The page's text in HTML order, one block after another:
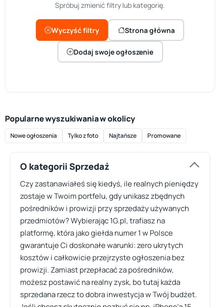
Spróbuj zmienić filtry lub kategorię.
Wyczyść filtry Strona główna
Dodaj swoje ogłoszenie
Popularne wyszukiwania w okolicy
Nowe ogłoszenia Tylko z foto Najtańsze Promowane
O kategorii Sprzedaż
Czy zastanawiałeś się kiedyś, ile realnych pieniędzy
zostaje w Twoim portfelu, gdy unikasz zbędnych
pośredników i prowizji przy sprzedaży używanych
przedmiotów? Wybierając 1G.pl, trafiasz na
platformę, która jako giełda numer 1 w Polsce
gwarantuje Ci doskonałe warunki: zero ukrytych
kosztów i całkowicie przejrzyste ogłoszenia bez
prowizji. Zamiast przepłacać za pośredników,
możesz postawić na realny zysk, bo tutaj każda
sprzedana rzecz to dobra inwestycja w Twój budżet.